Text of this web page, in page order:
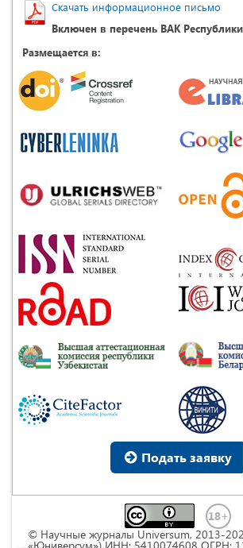
Скачать информационное письмо
Включен в перечень ВАК Республики
Размещается в:
Подать заявку
© Научные журналы Universum, 2013-